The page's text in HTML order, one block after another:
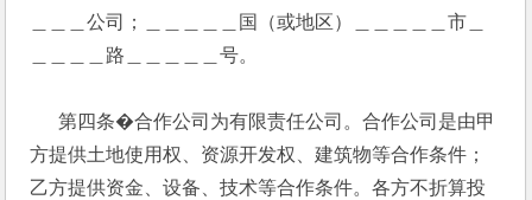
＿＿＿公司；＿＿＿＿＿国（或地区）＿＿＿＿＿市＿
＿＿＿＿路＿＿＿＿＿号。
第四条�合作公司为有限责任公司。合作公司是由甲
方提供土地使用权、资源开发权、建筑物等合作条件；
乙方提供资金、设备、技术等合作条件。各方不折算投